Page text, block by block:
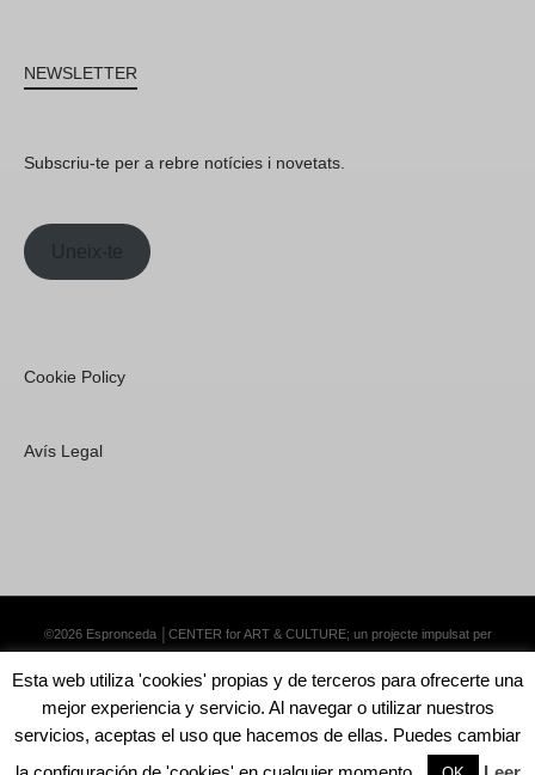
NEWSLETTER
Subscriu-te per a rebre notícies i novetats.
Uneix-te
Cookie Policy
Avís Legal
©2026 Espronceda │CENTER for ART & CULTURE; un projecte impulsat per
Esta web utiliza 'cookies' propias y de terceros para ofrecerte una
mejor experiencia y servicio. Al navegar o utilizar nuestros
servicios, aceptas el uso que hacemos de ellas. Puedes cambiar